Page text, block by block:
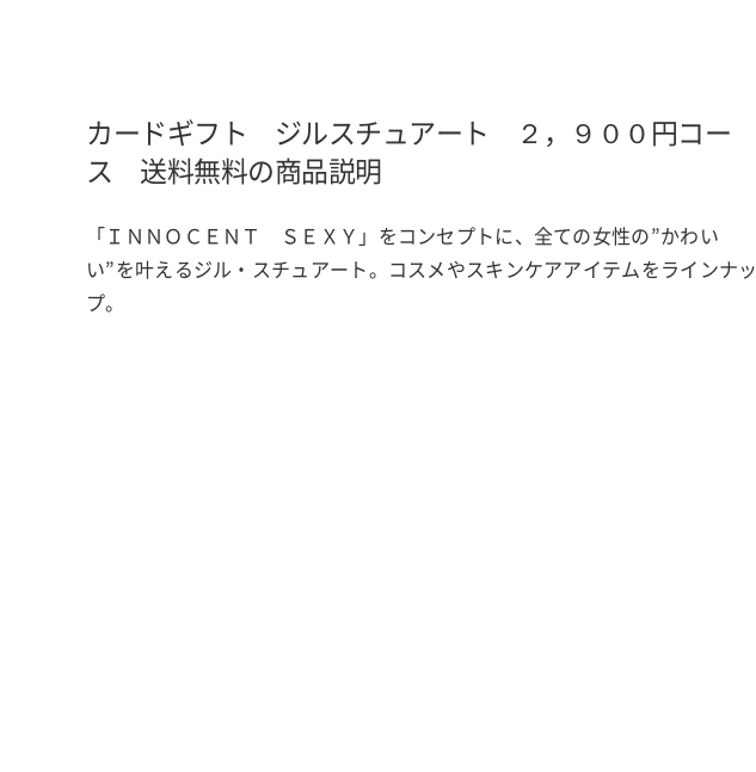
カードギフト ジルスチュアート ２，９００円コー
ス 送料無料の商品説明
「ＩＮＮＯＣＥＮＴ ＳＥＸＹ」をコンセプトに、全ての女性の”かわい
い”を叶えるジル・スチュアート。コスメやスキンケアアイテムをラインナッ
プ。